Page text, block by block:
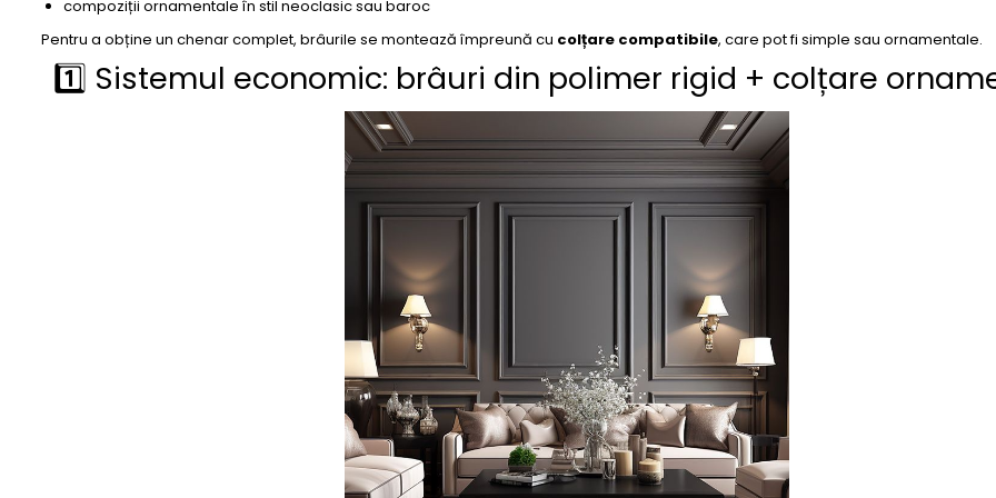
compoziții ornamentale în stil neoclasic sau baroc
Pentru a obține un chenar complet, brâurile se montează împreună cu colțare compatibile, care pot fi simple sau ornamentale.
1️⃣ Sistemul economic: brâuri din polimer rigid + colțare